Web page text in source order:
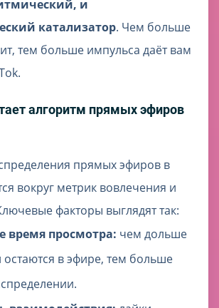
и
катализатор. Чем больше
тем больше импульса даёт вам
алгоритм прямых эфиров
прямых эфиров в
вокруг метрик вовлечения и
факторы выглядят так:
время просмотра: чем дольше
остаются в эфире, тем больше